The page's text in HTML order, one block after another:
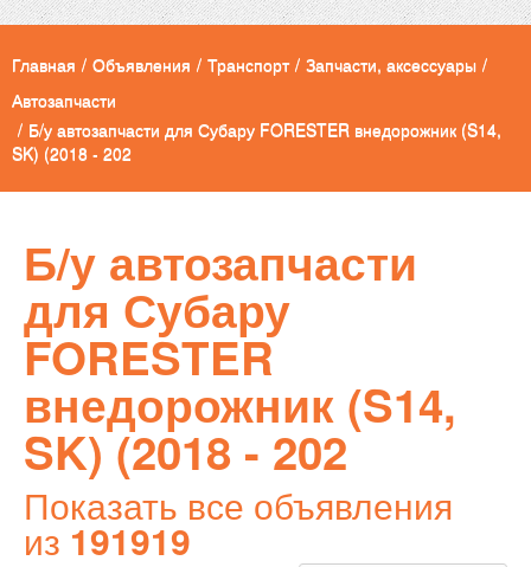
Главная / Объявления / Транспорт / Запчасти, аксессуары /
Автозапчасти
/ Б/у автозапчасти для Субару FORESTER внедорожник (S14,
SK) (2018 - 202
Б/у автозапчасти
для Субару
FORESTER
внедорожник (S14,
SK) (2018 - 202
Показать все объявления
из 191919